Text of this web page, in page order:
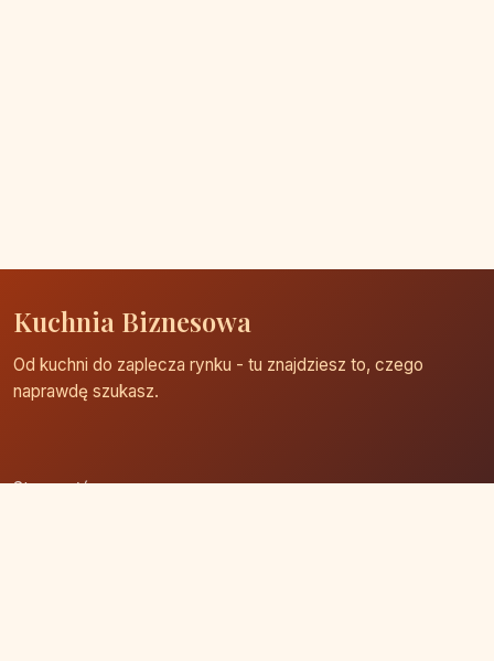
Kuchnia Biznesowa
Od kuchni do zaplecza rynku - tu znajdziesz to, czego
naprawdę szukasz.
Strona główna